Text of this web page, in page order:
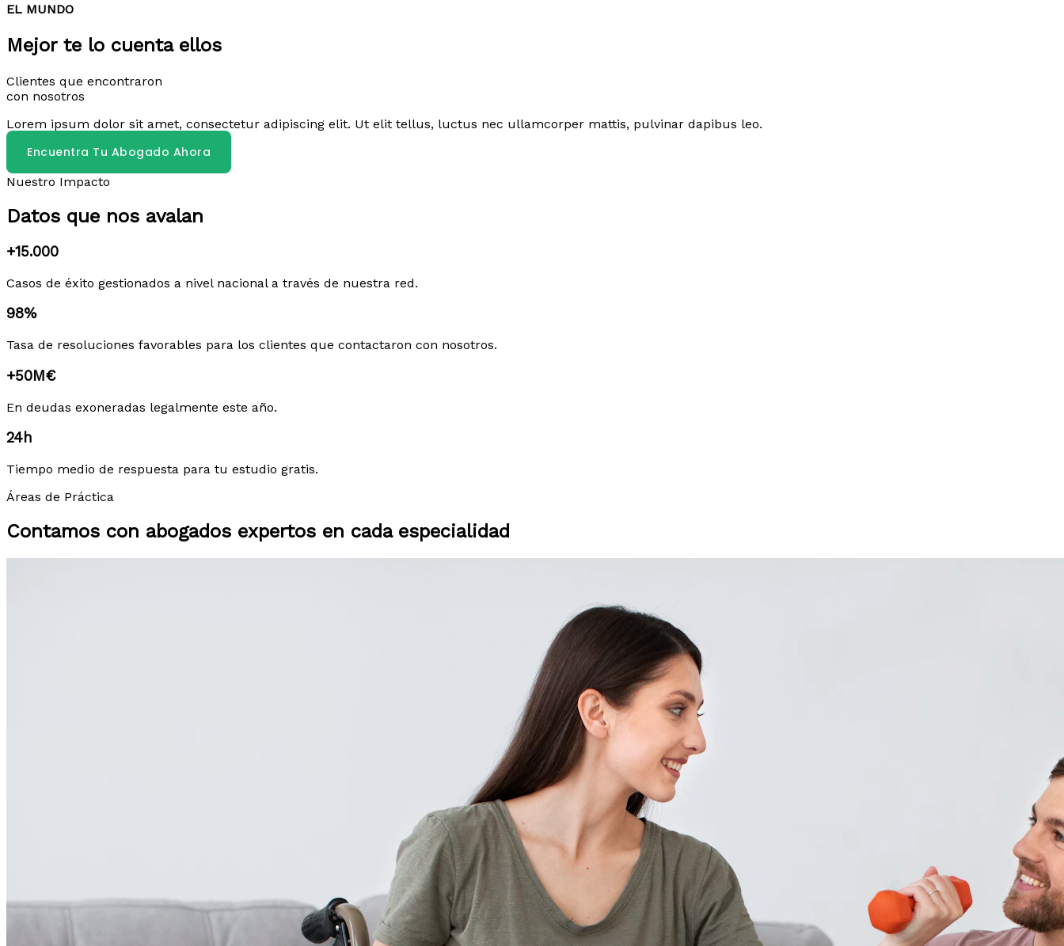
EL MUNDO
Mejor te lo cuenta ellos
Clientes que encontraron
con nosotros
Lorem ipsum dolor sit amet, consectetur adipiscing elit. Ut elit tellus, luctus nec ullamcorper mattis, pulvinar dapibus leo.
Encuentra Tu Abogado Ahora
Nuestro Impacto
Datos que nos avalan
+15.000
Casos de éxito gestionados a nivel nacional a través de nuestra red.
98%
Tasa de resoluciones favorables para los clientes que contactaron con nosotros.
+50M€
En deudas exoneradas legalmente este año.
24h
Tiempo medio de respuesta para tu estudio gratis.
Áreas de Práctica
Contamos con abogados expertos en cada especialidad